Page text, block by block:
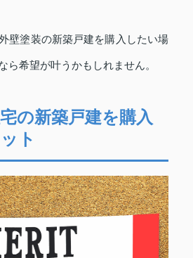
壁塗装の新築戸建を購入したい場
ら希望が叶うかもしれません。
の新築戸建を購入
ト